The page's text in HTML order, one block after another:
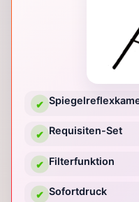
✔
✔ Requisiten-Set
✔ Filterfunktion
✔ Sofortdruck